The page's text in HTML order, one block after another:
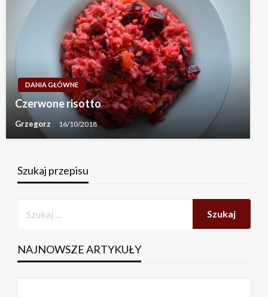
DANIA GŁÓWNE
Czerwone risotto
Grzegorz 16/10/2018
Szukaj przepisu
NAJNOWSZE ARTYKUŁY